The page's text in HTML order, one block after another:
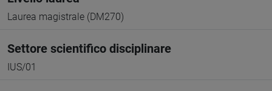
Laurea magistrale (DM270)
Settore scientifico disciplinare
IUS/01